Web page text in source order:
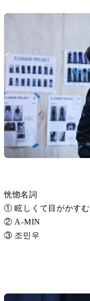
恍惚名詞
① 眩しくて目がかす
② A-MIN
③ 조민우